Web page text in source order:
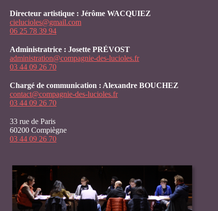
Directeur artistique : Jérôme WACQUIEZ
cielucioles@gmail.com
06 25 78 39 94
Administratrice : Josette PRÉVOST
administration@compagnie-des-lucioles.fr
03 44 09 26 70
Chargé de communication : Alexandre BOUCHEZ
contact@compagnie-des-lucioles.fr
03 44 09 26 70
33 rue de Paris
60200 Compiègne
03 44 09 26 70